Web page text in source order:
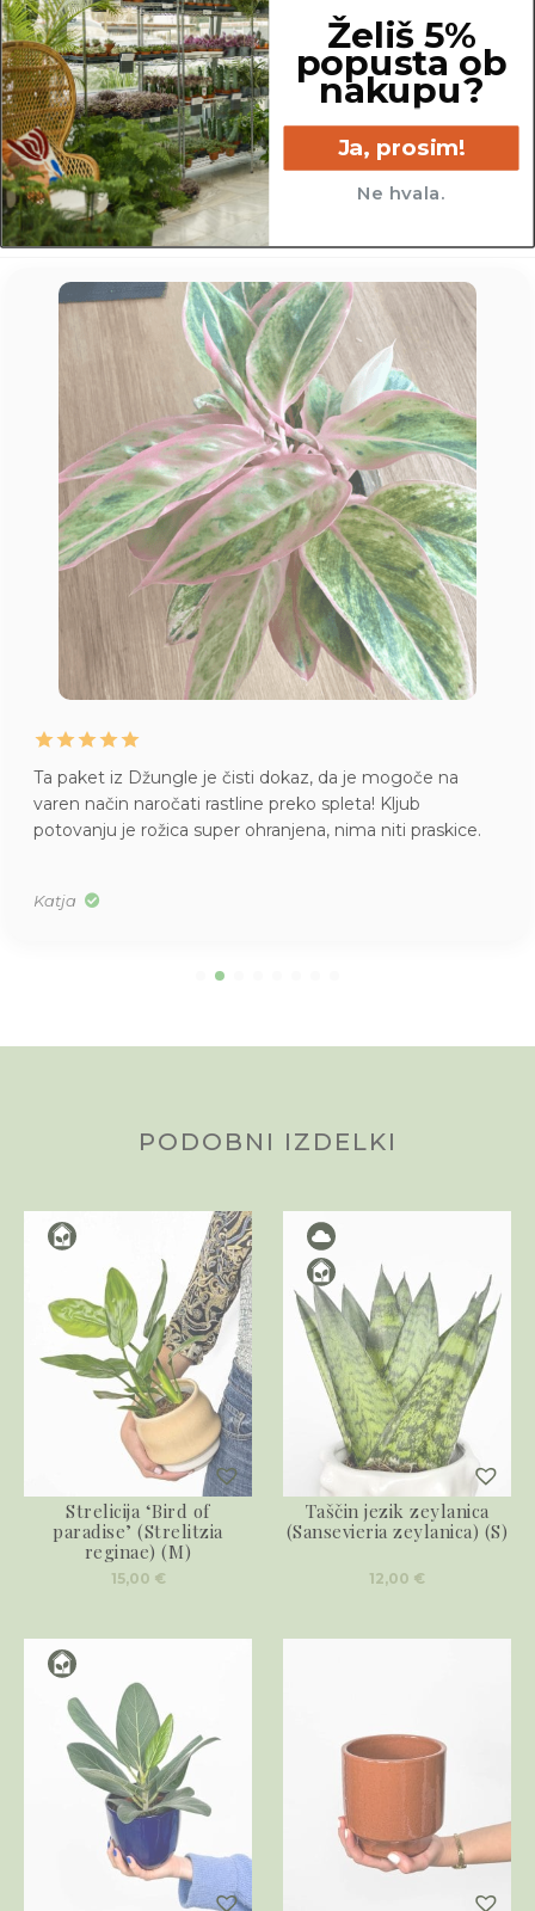
6 cm
Ta paket iz Džungle je čisti dokaz, da je mogoče na
varen način naročati rastline preko spleta! Kljub
potovanju je rožica super ohranjena, nima niti praskice.
Katja
PODOBNI IZDELKI
Strelicija ‘Bird of
paradise’ (Strelitzia
reginae) (M)
15,00 €
Taščin jezik zeylanica
(Sansevieria zeylanica) (S)
12,00 €
Želiš 5%
popusta ob
nakupu?
Ja, prosim!
Ne hvala.